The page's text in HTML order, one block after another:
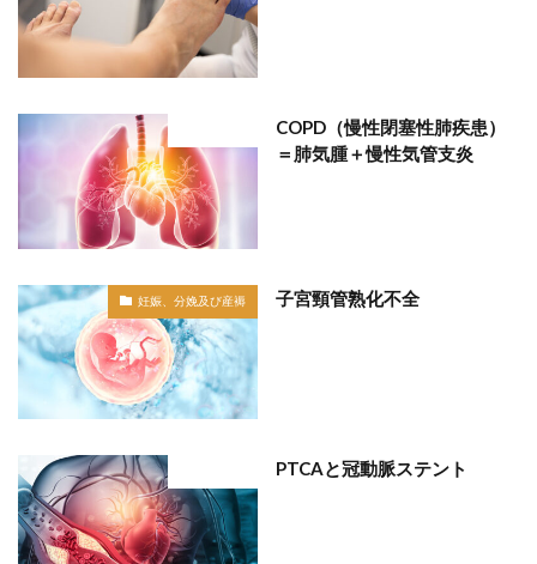
COPD（慢性閉塞性肺疾患）
＝肺気腫＋慢性気管支炎
妊娠、分娩及び産褥 子宮頸管熟化不全
PTCAと冠動脈ステント